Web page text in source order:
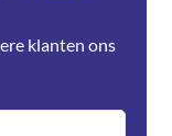
klanten ons